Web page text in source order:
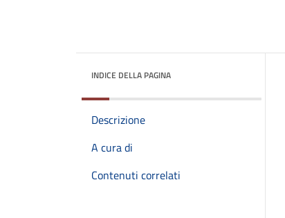
INDICE DELLA PAGINA
Descrizione
A cura di
Contenuti correlati